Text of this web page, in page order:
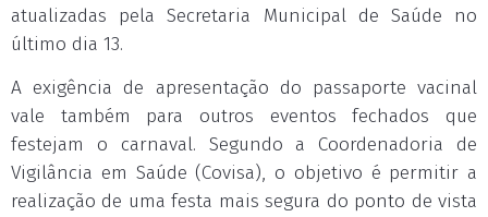
atualizadas pela Secretaria Municipal de Saúde no
último dia 13.
A exigência de apresentação do passaporte vacinal
vale também para outros eventos fechados que
festejam o carnaval. Segundo a Coordenadoria de
Vigilância em Saúde (Covisa), o objetivo é permitir a
realização de uma festa mais segura do ponto de vista